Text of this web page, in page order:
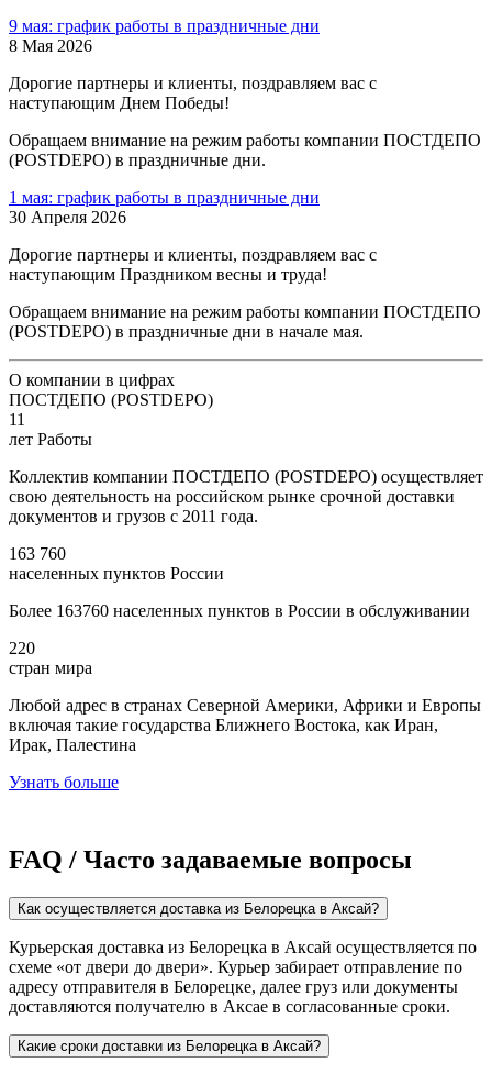
9 мая: график работы в праздничные дни
8 Мая 2026
Дорогие партнеры и клиенты, поздравляем вас с
наступающим Днем Победы!
Обращаем внимание на режим работы компании ПОСТДЕПО
(POSTDEPO) в праздничные дни.
1 мая: график работы в праздничные дни
30 Апреля 2026
Дорогие партнеры и клиенты, поздравляем вас с
наступающим Праздником весны и труда!
Обращаем внимание на режим работы компании ПОСТДЕПО
(POSTDEPO) в праздничные дни в начале мая.
О компании в цифрах
ПОСТДЕПО (POSTDEPO)
11
лет Работы
Коллектив компании ПОСТДЕПО (POSTDEPO) осуществляет
свою деятельность на российском рынке срочной доставки
документов и грузов с 2011 года.
163 760
населенных пунктов России
Более 163760 населенных пунктов в России в обслуживании
220
стран мира
Любой адрес в странах Северной Америки, Африки и Европы
включая такие государства Ближнего Востока, как Иран,
Ирак, Палестина
Узнать больше
FAQ / Часто задаваемые вопросы
Как осуществляется доставка из Белорецка в Аксай?
Курьерская доставка из Белорецка в Аксай осуществляется по
схеме «от двери до двери». Курьер забирает отправление по
адресу отправителя в Белорецке, далее груз или документы
доставляются получателю в Аксае в согласованные сроки.
Какие сроки доставки из Белорецка в Аксай?